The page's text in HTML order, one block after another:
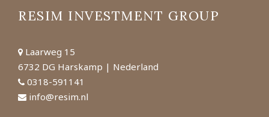
RESIM INVESTMENT GROUP
Laarweg 15
6732 DG Harskamp | Nederland
0318-591141
info@resim.nl